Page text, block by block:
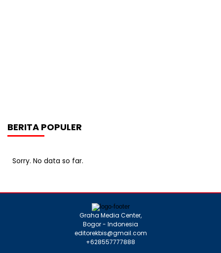
BERITA POPULER
Sorry. No data so far.
Graha Media Center,
Bogor - Indonesia
editorekbis@gmail.com
+628557777888